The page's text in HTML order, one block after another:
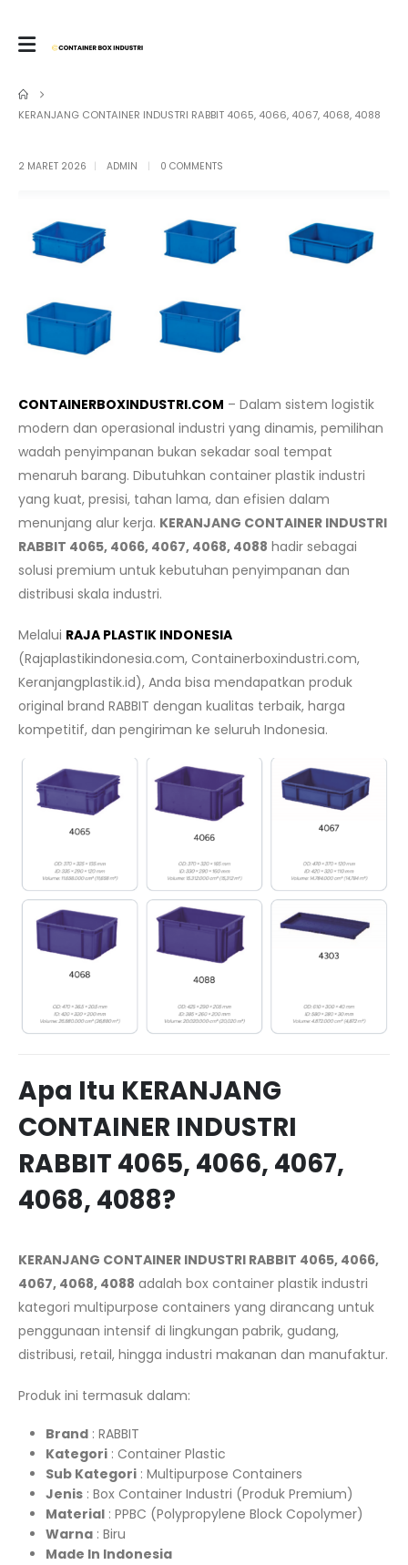
KERANJANG CONTAINER INDUSTRI RABBIT 4065, 4066, 4067, 4068, 4088
2 MARET 2026 ADMIN 0 COMMENTS
CONTAINERBOXINDUSTRI.COM – Dalam sistem logistik
modern dan operasional industri yang dinamis, pemilihan
wadah penyimpanan bukan sekadar soal tempat
menaruh barang. Dibutuhkan container plastik industri
yang kuat, presisi, tahan lama, dan efisien dalam
menunjang alur kerja. KERANJANG CONTAINER INDUSTRI
RABBIT 4065, 4066, 4067, 4068, 4088 hadir sebagai
solusi premium untuk kebutuhan penyimpanan dan
distribusi skala industri.
Melalui RAJA PLASTIK INDONESIA
(Rajaplastikindonesia.com, Containerboxindustri.com,
Keranjangplastik.id), Anda bisa mendapatkan produk
original brand RABBIT dengan kualitas terbaik, harga
kompetitif, dan pengiriman ke seluruh Indonesia.
Apa Itu KERANJANG
CONTAINER INDUSTRI
RABBIT 4065, 4066, 4067,
4068, 4088?
KERANJANG CONTAINER INDUSTRI RABBIT 4065, 4066,
4067, 4068, 4088 adalah box container plastik industri
kategori multipurpose containers yang dirancang untuk
penggunaan intensif di lingkungan pabrik, gudang,
distribusi, retail, hingga industri makanan dan manufaktur.
Produk ini termasuk dalam:
Brand: RABBIT
Kategori: Container Plastic
Sub Kategori: Multipurpose Containers
Jenis: Box Container Industri (Produk Premium)
Material: PPBC (Polypropylene Block Copolymer)
Warna: Biru
Made In Indonesia